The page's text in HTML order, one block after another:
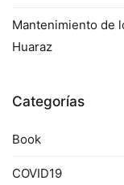
Mantenimiento de
Huaraz
Categorías
Book
COVID19